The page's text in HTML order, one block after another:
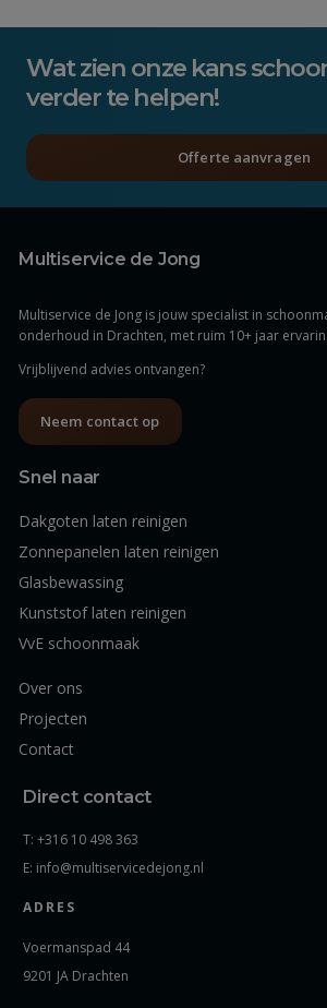
Wat zien onze kans
verder te helpen!
Offerte aanvragen
Multiservice de Jong
Multiservice de Jong is jouw specialist in
onderhoud in Drachten, met ruim 10+ jaar
Vrijblijvend advies ontvangen?
Neem contact op
Snel naar
Dakgoten laten reinigen
Zonnepanelen laten reinigen
Glasbewassing
Kunststof laten reinigen
VvE schoonmaak
Over ons
Projecten
Contact
Direct contact
T: +316 10 498 363
E: info@multiservicedejong.nl
ADRES
Voermanspad 44
9201 JA Drachten